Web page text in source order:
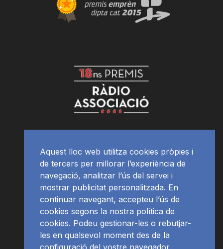
Aquest lloc web utilitza cookies pròpies i
de tercers per millorar l’experiència de
navegació, analitzar l’ús del servei i
mostrar publicitat personalitzada. En
continuar navegant, accepteu l’ús de
cookies segons la nostra política de
cookies. Podeu gestionar-les o rebutjar-
les en qualsevol moment des de la